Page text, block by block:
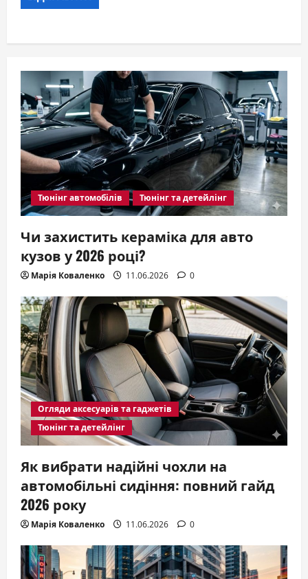
Тюнінг автомобілів Тюнінг та детейлінг
Чи захистить кераміка для авто
кузов у 2026 році?
Марія Коваленко 11.06.2026 0
Огляди аксесуарів та гаджетів
Тюнінг та детейлінг
Як вибрати надійні чохли на
автомобільні сидіння: повний гайд
2026 року
Марія Коваленко 11.06.2026 0